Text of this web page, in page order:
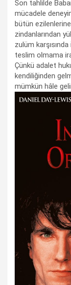
Son tahlilde
mücadele
bütün
zindanlarından
zulüm
teslim olmama
Çünkü adalet
kendiliğinden
mümkün hâle